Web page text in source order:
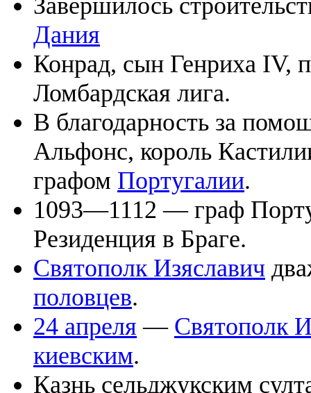
Дания
Конрад, сын Генриха IV,
Ломбардская лига.
В благодарность за
Альфонс, король
графом Португалии.
1093—1112 — граф
Резиденция в Браге.
Святополк Изяславич
половцев.
24 апреля — Святополк
киевским.
Казнь сельджукским